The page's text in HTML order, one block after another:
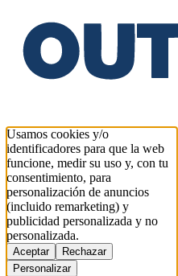
Usamos cookies y/o
identificadores para que la web
funcione, medir su uso y, con tu
consentimiento, para
personalización de anuncios
(incluido remarketing) y
publicidad personalizada y no
personalizada.
Aceptar
Rechazar
Personalizar